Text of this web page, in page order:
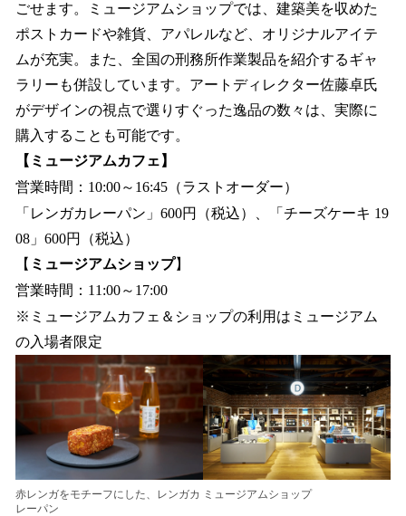
ごせます。ミュージアムショップでは、建築美を収めた
ポストカードや雑貨、アパレルなど、オリジナルアイテ
ムが充実。また、全国の刑務所作業製品を紹介するギャ
ラリーも併設しています。アートディレクター佐藤卓氏
がデザインの視点で選りすぐった逸品の数々は、実際に
購入することも可能です。
【ミュージアムカフェ】
営業時間：10:00～16:45（ラストオーダー）
「レンガカレーパン」600円（税込）、「チーズケーキ 19
08」600円（税込）
【 ミュージアムショップ】
営業時間：11:00～17:00
※ミュージアムカフェ＆ショップの利用はミュージアム
の入場者限定
赤レンガをモチーフにした、レンガカ
レーパン
ミュージアムショップ